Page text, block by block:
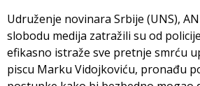
Udruženje novinara Srbije (UNS),
slobodu medija zatražili su od
efikasno istraže sve pretnje smrću
piscu Marku Vidojkoviću, pronađu